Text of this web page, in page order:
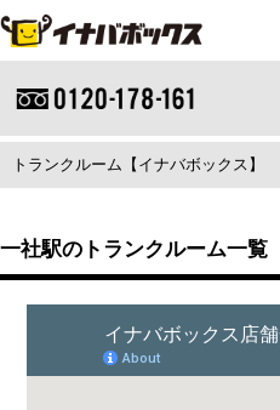
トランクルーム【イナバボックス】
一社駅のトランクルーム一覧